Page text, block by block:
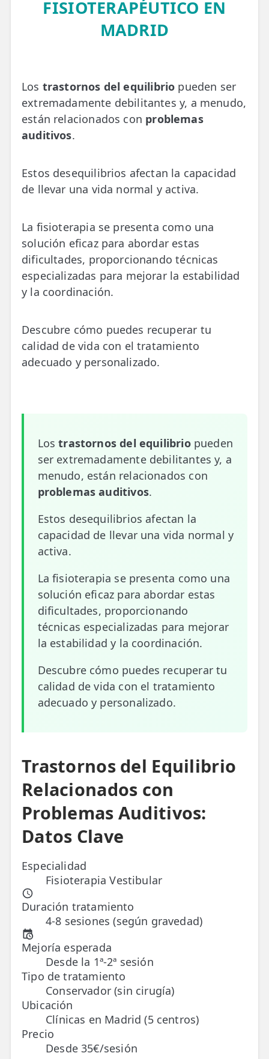
💆‍♀️ Tratamientos
📰 Blog
🏢 Empresas
UBICACIONES
📍 Barrio del Pilar
📍 Barrio Salamanca
📍 Carabanchel - Usera
📍 Bravo Murillo
TIENDA
🛍️ Tienda Bonos
❤️ Ofertas
CONTACTO
📧 Contacta
🩻 Fisioterapia Traumatológica
😧 Fisioterapia ATM
🦴 Osteopatía
💆 Masajes Madrid
🏅 Fisioterapia Deportiva
🧠 Fisioterapia Neurológica
🫁 Fisioterapia Respiratoria
👶 Fisioterapia Pediátrica
TRATAMIENTOS
✅ Ondas de Choque
✅ EPTE - EPI
ESTÉTICA
✨ Fisioestética
✨ Radiofrecuencia INDIBA
✨ Drenaje Linfático Manual
✨ Presoterapia
✨ Cicatrices y Estrías
FISIOTERAPÉUTICO EN
MADRID
Los trastornos del equilibrio pueden ser
extremadamente debilitantes y, a menudo,
están relacionados con problemas
auditivos.
Estos desequilibrios afectan la capacidad
de llevar una vida normal y activa.
La fisioterapia se presenta como una
solución eficaz para abordar estas
dificultades, proporcionando técnicas
especializadas para mejorar la estabilidad
y la coordinación.
Descubre cómo puedes recuperar tu
calidad de vida con el tratamiento
adecuado y personalizado.
Lostrastornos del equilibriopueden
ser extremadamente debilitantes y, a
menudo, están relacionados con
problemas auditivos.
Estos desequilibrios afectan la
capacidad de llevar una vida normal y
activa.
La fisioterapia se presenta como una
solución eficaz para abordar estas
dificultades, proporcionando
técnicas especializadas para mejorar
la estabilidad y la coordinación.
Descubre cómo puedes recuperar tu
calidad de vida con el tratamiento
adecuado y personalizado.
Trastornos del Equilibrio
Relacionados con
Problemas Auditivos:
Datos Clave
Especialidad
Fisioterapia Vestibular
Duración tratamiento
4-8 sesiones (según gravedad)
Mejoría esperada
Desde la 1ª-2ª sesión
Tipo de tratamiento
Conservador (sin cirugía)
Ubicación
Clínicas en Madrid (5 centros)
Precio
Desde 35€/sesión